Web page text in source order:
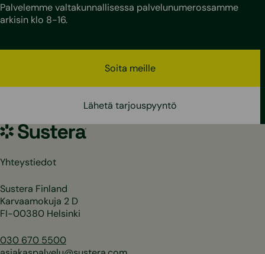
Palvelemme valtakunnallisessa palvelunumerossamme
arkisin klo 8-16.
Soita meille
Lähetä tarjouspyyntö
Sustera
Yhteystiedot
Sustera Finland
Karvaamokuja 2 D
FI-00380 Helsinki
030 670 5500